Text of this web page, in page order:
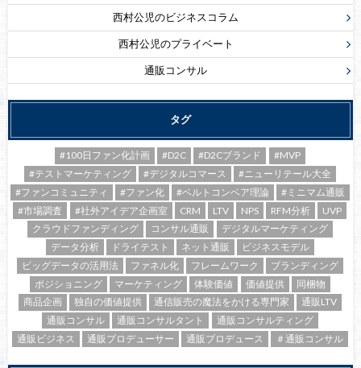
西村公児のビジネスコラム
西村公児のプライベート
通販コンサル
タグ
#100日ファン化計画 #D2C #D2Cブランド
#MVP
#テストマーケティング
#デジタルコマース
#ニューリテール大全
#ファンコミュニティ
#ファン化 #ベルトコンベア理論
#ミニマム通販
#市場調査
#社外アイデア企画室 CRM LTV NPS RFM分析
UVP
クラウドファンディング
コンサル通販
デジタルマーケティング
データ分析
ドライテスト ネット通販
ビジネスモデル
ビッグデータの活用法
ファネル化 フレームワーク
ブランディング
ポジショニング
マーケティング 体験価値 価値提供
同梱物
商品企画
独自の価値提供 通信販売の魔法をかける専門家
通販LTV
通販コンサル
通販コンサルタント
通販コンサルティング
通販ビジネス
通販プロデューサー 通販プロデュース ＃通販コンサル